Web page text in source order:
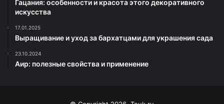
Гацания: особенности и красота этого декоративного
искусства
17.01.2025
Выращивание и уход за бархатцами для украшения сада
23.10.2024
Аир: полезные свойства и применение